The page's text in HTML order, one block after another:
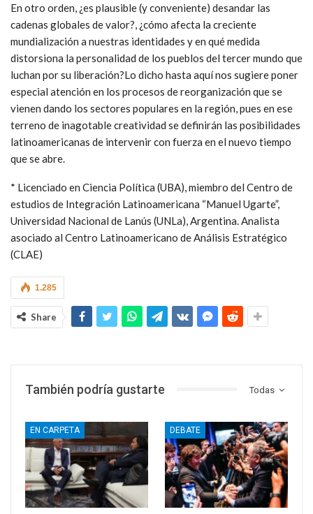
En otro orden, ¿es plausible (y conveniente) desandar las
cadenas globales de valor?, ¿cómo afecta la creciente
mundialización a nuestras identidades y en qué medida
distorsiona la personalidad de los pueblos del tercer mundo que
luchan por su liberación?Lo dicho hasta aquí nos sugiere poner
especial atención en los procesos de reorganización que se
vienen dando los sectores populares en la región, pues en ese
terreno de inagotable creatividad se definirán las posibilidades
latinoamericanas de intervenir con fuerza en el nuevo tiempo
que se abre.
* Licenciado en Ciencia Política (UBA), miembro del Centro de
estudios de Integración Latinoamericana “Manuel Ugarte”,
Universidad Nacional de Lanús (UNLa), Argentina. Analista
asociado al Centro Latinoamericano de Análisis Estratégico
(CLAE)
1.285
Share
Todas
También podría gustarte
EN CARPETA DEBATE